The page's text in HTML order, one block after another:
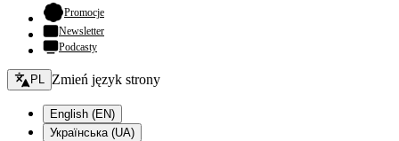
Promocje- otwiera się w nowej karcie
Newsletter
Podcasty
Zmień język - bieżący:
PL Zmień język strony
English (EN)
Українська (UA)